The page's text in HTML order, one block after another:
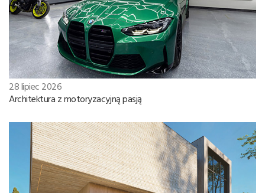
28 lipiec 2026
Architektura z motoryzacyjną pasją